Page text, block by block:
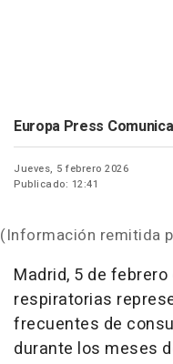
Europa Press
Jueves, 5 febrero 2026
Publicado: 12:41
(Información remitida
Madrid, 5 de
respiratorias
frecuentes de
durante los meses